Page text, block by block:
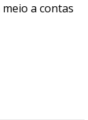
a contas